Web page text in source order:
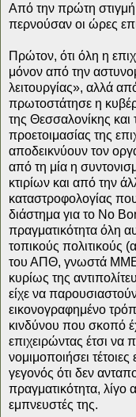
Από την πρώτη
περνούσαν οι ώρες
Πρώτον, ότι όλη η
μόνον από την
λειτουργίας», αλλά
πρωτοστάτησε η
της Θεσσαλονίκης
προετοιμασίας της
αποδεικνύουν τον
από τη μία η
κτιρίων και από την
καταστροφολογίας
διάστημα για το No
πραγματικότητα όλη
τοπικούς πολιτικούς
του ΑΠΘ, γνωστά ΜΜΕ
κυρίως της
είχε να
εικονογραφημένο
κινδύνου που σκοπό
επιχειρώντας έτσι να
νομιμοποιήσει
γεγονός ότι δεν
πραγματικότητα, λίγο
εμπνευστές της.